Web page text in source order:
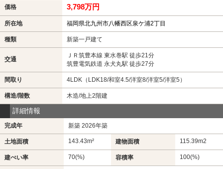
価格 3,798万円
所在地 福岡県北九州市八幡西区泉ケ浦2丁目
種類 新築一戸建て
交通
ＪＲ筑豊本線 東水巻駅 徒歩21分
筑豊電気鉄道 永犬丸駅 徒歩27分
間取り 4LDK（LDK18/和室4.5/洋室8/洋室5/洋室5）
構造/階数 木造/地上2階建
詳細情報
完成年 新築 2026年築
土地面積 143.43m² 建物面積 115.39m2
建ぺい率 70(%) 容積率 100(%)